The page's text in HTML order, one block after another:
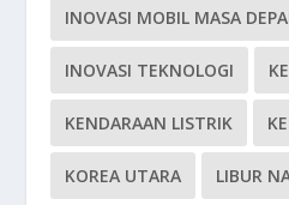
INOVASI MOBIL MASA
INOVASI TEKNOLOGI
KENDARAAN LISTRIK
KOREA UTARA LIBUR